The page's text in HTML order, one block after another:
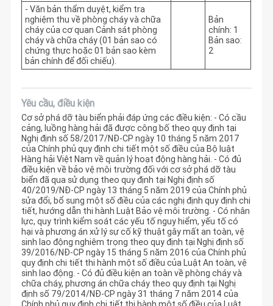
- Văn bản thẩm duyệt, kiểm tra
nghiệm thu về phòng cháy và chữa
cháy của cơ quan Cảnh sát phòng
cháy và chữa cháy (01 bản sao có
chứng thực hoặc 01 bản sao kèm
bản chính để đối chiếu).
Bản
chính: 1
Bản sao:
2
Yêu cầu, điều kiện
Cơ sở phá dỡ tàu biển phải đáp ứng các điều kiện: - Có cầu
cảng, luồng hàng hải đã được công bố theo quy định tại
Nghị định số 58/2017/NĐ-CP ngày 10 tháng 5 năm 2017
của Chính phủ quy định chi tiết một số điều của Bộ luật
Hàng hải Việt Nam về quản lý hoạt động hàng hải. - Có đủ
điều kiện về bảo vệ môi trường đối với cơ sở phá dỡ tàu
biển đã qua sử dụng theo quy định tại Nghị định số
40/2019/NĐ-CP ngày 13 tháng 5 năm 2019 của Chính phủ
sửa đổi, bổ sung một số điều của các nghị định quy định chi
tiết, hướng dẫn thi hành Luật Bảo vệ môi trường. - Có nhân
lực, quy trình kiểm soát các yếu tố nguy hiểm, yếu tố có
hại và phương án xử lý sự cố kỹ thuật gây mất an toàn, vệ
sinh lao động nghiêm trọng theo quy định tại Nghị định số
39/2016/NĐ-CP ngày 15 tháng 5 năm 2016 của Chính phủ
quy định chi tiết thi hành một số điều của Luật An toàn, vệ
sinh lao động. - Có đủ điều kiện an toàn về phòng cháy và
chữa cháy, phương án chữa cháy theo quy định tại Nghị
định số 79/2014/NĐ-CP ngày 31 tháng 7 năm 2014 của